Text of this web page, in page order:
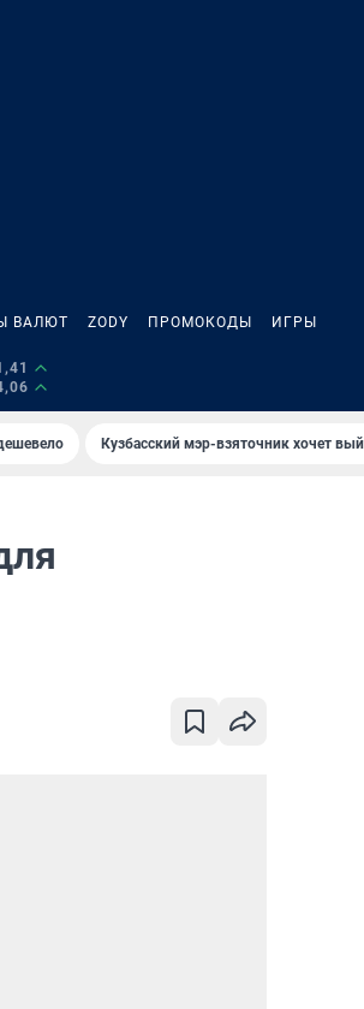
ВАЛЮТ ZODY ПРОМОКОДЫ ИГРЫ
Кузбасский мэр-взяточник хочет